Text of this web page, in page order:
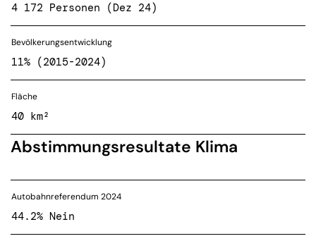
4 172 Personen (Dez 24)
Bevölkerungsentwicklung
11% (2015-2024)
Fläche
40 km²
Abstimmungsresultate Klima
Autobahnreferendum 2024
44.2% Nein